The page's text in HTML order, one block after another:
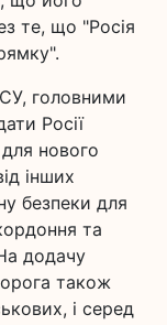
те, що "Росія
головними
Росії
нового
інших
безпеки для
та
додачу
також
і серед